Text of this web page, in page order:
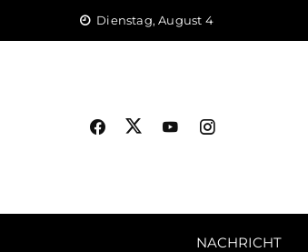
Dienstag, August 4
NACHRICHT